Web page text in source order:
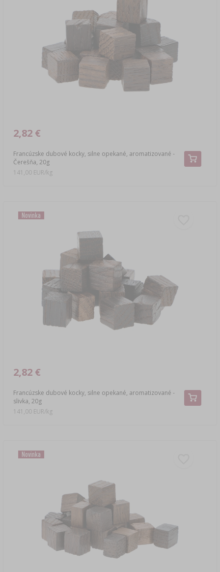
Francúzske dubové kocky, silne opekané, aromatizované -
Čerešňa, 20g
2,82 €
141,00 EUR/kg
Novinka
Francúzske dubové kocky, silne opekané, aromatizované -
slivka, 20g
2,82 €
141,00 EUR/kg
Novinka